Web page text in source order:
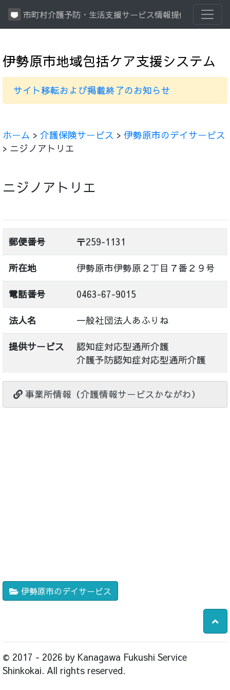
市町村介護予防・生活支援サービス情報提供システム
伊勢原市地域包括ケア支援システム
サイト移転および掲載終了のお知らせ
ホーム > 介護保険サービス > 伊勢原市のデイサービス
> ニジノアトリエ
ニジノアトリエ
郵便番号 〒259-1131
所在地 伊勢原市伊勢原２丁目７番２９号
電話番号 0463-67-9015
法人名 一般社団法人あふりね
提供サービス
認知症対応型通所介護
介護予防認知症対応型通所介護
事業所情報（介護情報サービスかながわ）
伊勢原市のデイサービス
© 2017 - 2026 by Kanagawa Fukushi Service
Shinkokai. All rights reserved.